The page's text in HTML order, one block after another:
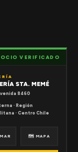
VERIFICADO
STA. MEMÉ
8460
· Región
· Centro Chile
🗺 MAPA